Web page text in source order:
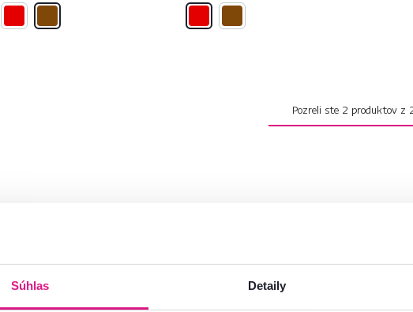
Súhlas Detaily
Pozreli ste 2 produktov z